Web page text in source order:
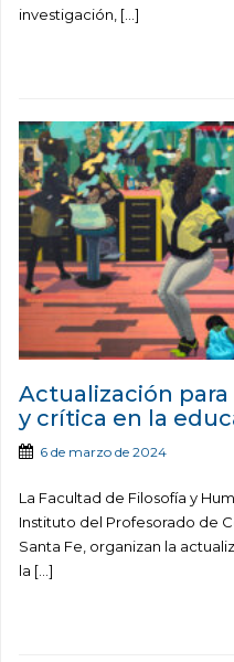
investigación, […]
Actualización
y crítica en la
6 de marzo de 2024
La Facultad de Filosofía y
Instituto del Profesorado de
Santa Fe, organizan la
la […]